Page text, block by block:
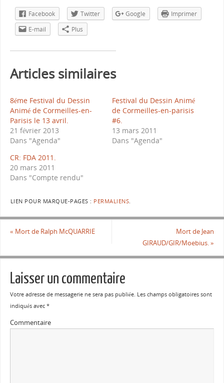
Facebook Twitter Google
Imprimer
E-mail
Plus
Articles similaires
8éme Festival du Dessin
Animé de Cormeilles-en-
Parisis le 13 avril.
21 février 2013
Dans "Agenda"
Festival du Dessin Animé
de Cormeilles-en-parisis
#6.
13 mars 2011
Dans "Agenda"
CR: FDA 2011.
20 mars 2011
Dans "Compte rendu"
LIEN POUR MARQUE-PAGES : PERMALIENS
« Mort de Ralph McQUARRIE
Mort de Jean
GIRAUD/GIR/Moebius.»
Laisser un commentaire
Votre adresse de messagerie ne sera pas publiée. Les champs obligatoires sont
indiqués avec *
Commentaire